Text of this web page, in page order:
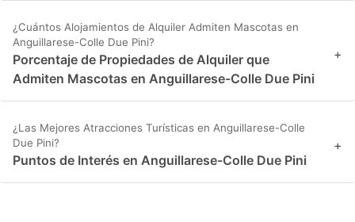
¿Cuántos Alojamientos de Alquiler Admiten Mascotas en
Anguillarese-Colle Due Pini?
Porcentaje de Propiedades de Alquiler que
Admiten Mascotas en Anguillarese-Colle Due Pini
+
¿Las Mejores Atracciones Turísticas en Anguillarese-Colle
Due Pini?
Puntos de Interés en Anguillarese-Colle Due Pini
+